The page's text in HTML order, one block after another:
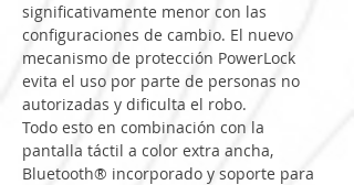
significativamente menor con las
configuraciones de cambio. El nuevo
mecanismo de protección PowerLock
evita el uso por parte de personas no
autorizadas y dificulta el robo.
Todo esto en combinación con la
pantalla táctil a color extra ancha,
Bluetooth® incorporado y soporte para